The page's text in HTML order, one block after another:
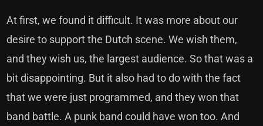
At first, we found it difficult. It was more about our
desire to support the Dutch scene. We wish them,
and they wish us, the largest audience. So that was a
bit disappointing. But it also had to do with the fact
that we were just programmed, and they won that
band battle. A punk band could have won too. And